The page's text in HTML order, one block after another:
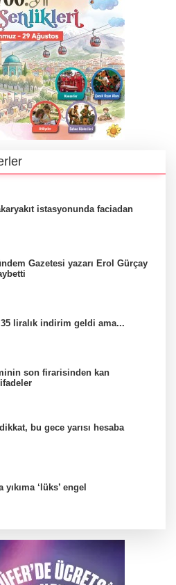
istasyonunda faciadan
Gazetesi yazarı Erol Gürçay
liralık indirim geldi ama...
son firarisinden kan
bu gece yarısı hesaba
yıkıma ‘lüks’ engel
kaldırdı!